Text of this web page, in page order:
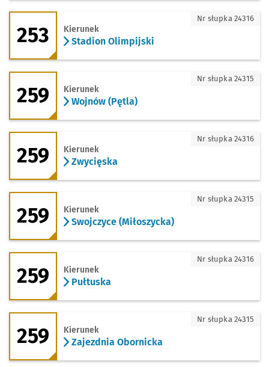
253 - kierunek Stadion Olimpijski
253 Kierunek
Stadion Olimpijski
Nr słupka 24316
259 - kierunek Wojnów (Pętla)
259 Kierunek
Wojnów (Pętla)
Nr słupka 24315
259 - kierunek Zwycięska
259 Kierunek
Zwycięska
Nr słupka 24316
259 - kierunek Swojczyce (Miłoszycka)
259 Kierunek
Swojczyce (Miłoszycka)
Nr słupka 24315
259 - kierunek Pułtuska
259 Kierunek
Pułtuska
Nr słupka 24316
259 - kierunek Zajezdnia Obornicka
259 Kierunek
Zajezdnia Obornicka
Nr słupka 24315